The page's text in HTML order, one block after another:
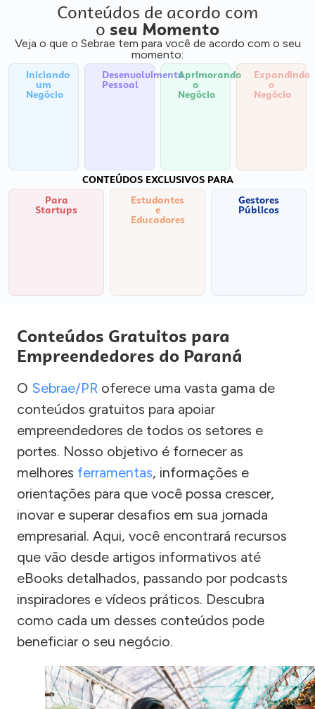
Conteúdos de acordo com
o seu Momento
Veja o que o Sebrae tem para você de acordo com o seu
momento:
Iniciando
um
Negócio
Desenvolvimento
Pessoal
Aprimorando
o
Negócio
Expandindo
o
Negócio
CONTEÚDOS EXCLUSIVOS PARA
Para
Startups
Estudantes
e
Educadores
Gestores
Públicos
Conteúdos Gratuitos para
Empreendedores do Paraná
O Sebrae/PR oferece uma vasta gama de
conteúdos gratuitos para apoiar
empreendedores de todos os setores e
portes. Nosso objetivo é fornecer as
melhores ferramentas, informações e
orientações para que você possa crescer,
inovar e superar desafios em sua jornada
empresarial. Aqui, você encontrará recursos
que vão desde artigos informativos até
eBooks detalhados, passando por podcasts
inspiradores e vídeos práticos. Descubra
como cada um desses conteúdos pode
beneficiar o seu negócio.